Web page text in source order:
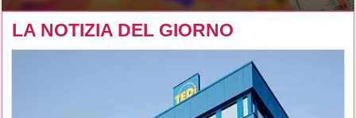
LA NOTIZIA DEL GIORNO